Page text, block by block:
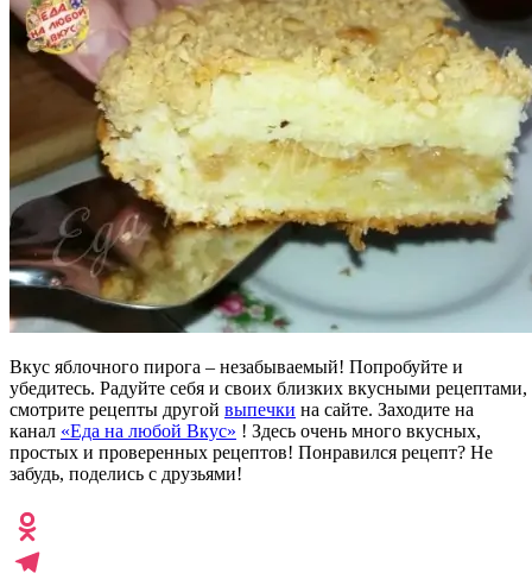
Вкус яблочного пирога – незабываемый! Попробуйте и
убедитесь. Радуйте себя и своих близких вкусными рецептами,
смотрите рецепты другой выпечки на сайте. Заходите на
канал «Еда на любой Вкус» ! Здесь очень много вкусных,
простых и проверенных рецептов! Понравился рецепт? Не
забудь, поделись с друзьями!